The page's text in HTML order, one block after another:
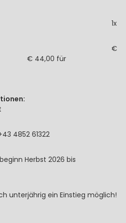
€ 44,00 für
4852 61322
Herbst 2026 bis
unterjährig ein Einstieg möglich!